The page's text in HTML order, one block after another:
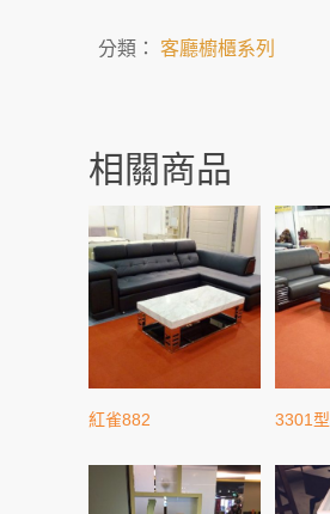
分類： 客廳櫥櫃系列
相關商品
紅雀882 3301型